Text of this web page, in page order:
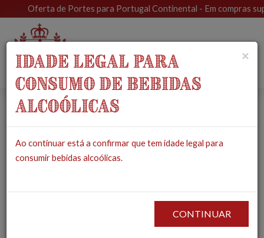
Oferta de Portes para Portugal Continental - Em compras
Gin Exceptional
Salicórnia
×
IDADE LEGAL PARA
CONSUMO DE BEBIDAS
ALCOÓLICAS
Ao continuar está a confirmar que tem idade legal para
consumir bebidas alcoólicas.
CONTINUAR